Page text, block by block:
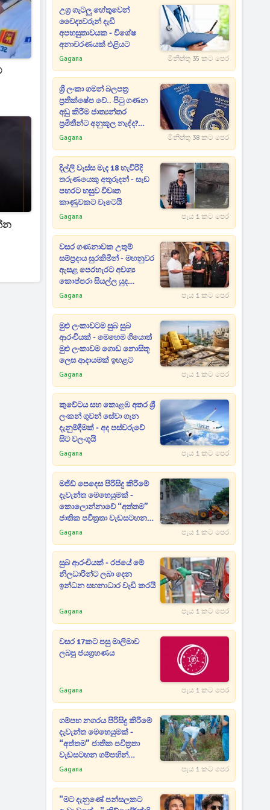
උග්‍ර ගැටලු හේතුවෙන්
වෛද්‍යවරුන් දැඩි
අපහසුතාවයක - විශේෂ
අනාවරණයක් එළියට
Gagana මිනිත්තු 35 කට පෙර
ශ්‍රී ලංකා ගමන් බලපත්‍ර
ප්‍රතික්ෂේප වේ.. පිටු ගණන
අඩු කිරීම ජාත්‍යන්තර
ප්‍රමිතීන්ට අනුකූල නැද්ද?
බරපතළ චෝදනාවක්
Gagana මිනිත්තු 38 කට පෙර
දිල්ලි වැස්ස මැද 18 හැවිරිදි
තරුණයෙකු අතුරුදන් - සැඩ
පහරට හසුව විවෘත
කාණුවකට වැටෙයි
Gagana පැය 1 කට පෙර
වසර ගණනාවක උතුම්
සම්ප්‍රදාය සුරකිමින් - මහනුවර
ඇසළ පෙරහැරට අවශ්‍ය
කොප්පරා සියල්ල යුද
හමුදාවෙන් පූජා කරයි
Gagana පැය 1 කට පෙර
මුළු ලංකාවටම සුබ සුබ
ආරංචියක් - මෙහෙම ගියොත්
මුළු ලංකාවම ගොඩ නොසිතූ
ලෙස ආදායමක් ඉහළට
Gagana පැය 1 කට පෙර
කුවේටය සහ කොළඹ අතර ශ්‍රී
ලංකන් ගුවන් සේවා ගැන
දැනුම්දීමක් - අද පස්වරුවේ
සිට වලංගුයි
Gagana පැය 1 කට පෙර
මජිඩ් පෙදෙස පිරිසිදු කිරීමේ
දැවැන්ත මෙහෙයුමක් -
කොලොන්නාවේ “අත්තම”
ජාතික පවිත්‍රතා වැඩසටහන
ඇරඹෙයි
Gagana පැය 1 කට පෙර
සුබ ආරංචියක් - රජයේ මේ
නිලධාරින්ට ලබා දෙන
ඉන්ධන සහනාධාර වැඩි කරයි
Gagana පැය 1 කට පෙර
වසර 17කට පසු මාලිමාව
ලබපු ජයග්‍රහණය
Gagana පැය 1 කට පෙර
ගම්පහ නගරය පිරිසිදු කිරීමේ
දැවැන්ත මෙහෙයුමක් -
“අත්තම” ජාතික පවිත්‍රතා
වැඩසටහන ගම්පහින්
ඇරඹෙයි
Gagana පැය 1 කට පෙර
"මට දැනුණේ පන්සලකට